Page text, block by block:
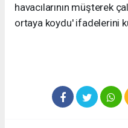
havacılarının müşterek
ortaya koydu' ifadelerini